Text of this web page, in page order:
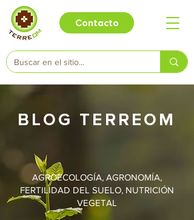
Contacto
BLOG TERREOM
AGROECOLOGÍA, AGRONOMÍA,
FERTILIDAD DEL SUELO, NUTRICIÓN
VEGETAL